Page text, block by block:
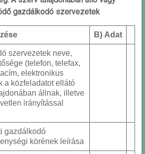
gazdálkodó szervezetek
B) Adat
szervezetek neve,
(telefon, telefax,
elektronikus
a közfeladatot ellátó
állnak, illetve
irányítással
gazdálkodó
körének leírása